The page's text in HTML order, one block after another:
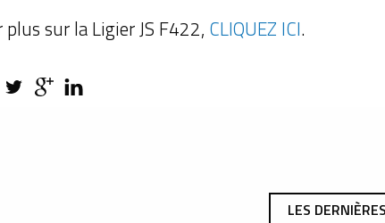
plus sur la Ligier JS F422, CLIQUEZ ICI.
LES